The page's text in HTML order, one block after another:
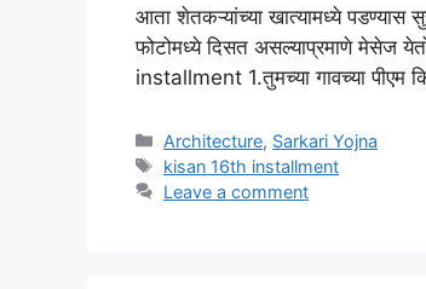
आता शेतकऱ्यांच्या खात्यामध्ये पडण्यास
फोटोमध्ये दिसत असल्याप्रमाणे मेसेज
installment 1.तुमच्या गावच्या पीएम
Categories
Architecture, Sarkari Yojna
Tags
kisan 16th installment
Leave a comment